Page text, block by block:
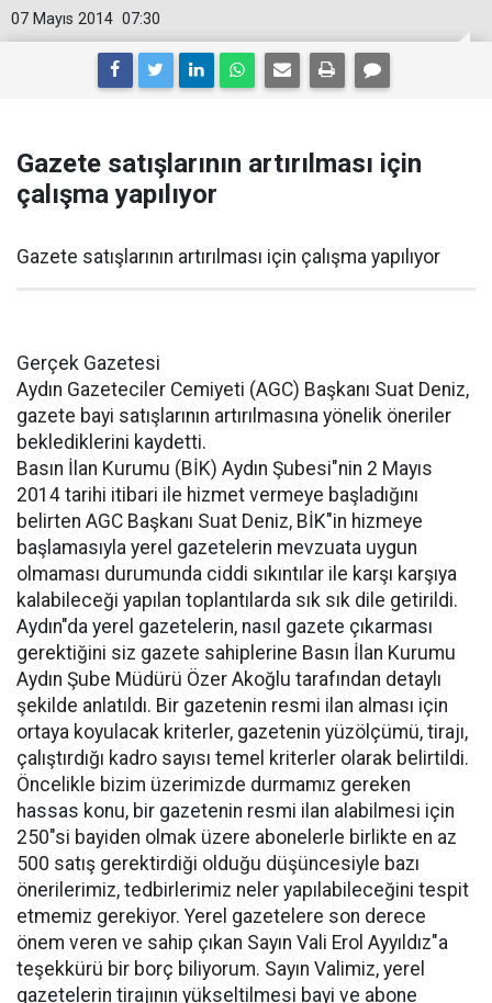
07:30
07 Mayıs 2014
Gazete satışlarının artırılması için
çalışma yapılıyor
Gazete satışlarının artırılması için çalışma yapılıyor
Gerçek Gazetesi
Aydın Gazeteciler Cemiyeti (AGC) Başkanı Suat Deniz,
gazete bayi satışlarının artırılmasına yönelik öneriler
beklediklerini kaydetti.
Basın İlan Kurumu (BİK) Aydın Şubesi"nin 2 Mayıs
2014 tarihi itibari ile hizmet vermeye başladığını
belirten AGC Başkanı Suat Deniz, BİK"in hizmeye
başlamasıyla yerel gazetelerin mevzuata uygun
olmaması durumunda ciddi sıkıntılar ile karşı karşıya
kalabileceği yapılan toplantılarda sık sık dile getirildi.
Aydın"da yerel gazetelerin, nasıl gazete çıkarması
gerektiğini siz gazete sahiplerine Basın İlan Kurumu
Aydın Şube Müdürü Özer Akoğlu tarafından detaylı
şekilde anlatıldı. Bir gazetenin resmi ilan alması için
ortaya koyulacak kriterler, gazetenin yüzölçümü, tirajı,
çalıştırdığı kadro sayısı temel kriterler olarak belirtildi.
Öncelikle bizim üzerimizde durmamız gereken
hassas konu, bir gazetenin resmi ilan alabilmesi için
250"si bayiden olmak üzere abonelerle birlikte en az
500 satış gerektirdiği olduğu düşüncesiyle bazı
önerilerimiz, tedbirlerimiz neler yapılabileceğini tespit
etmemiz gerekiyor. Yerel gazetelere son derece
önem veren ve sahip çıkan Sayın Vali Erol Ayyıldız"a
teşekkürü bir borç biliyorum. Sayın Valimiz, yerel
gazetelerin tirajının yükseltilmesi bayi ve abone